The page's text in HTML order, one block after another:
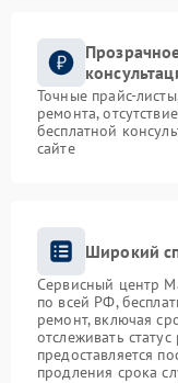
Точные прайс-
ремонта,
бесплатной
сайте
Широкий
Сервисный центр
по всей РФ,
ремонт, включая
отслеживать
предоставляется
продления срока